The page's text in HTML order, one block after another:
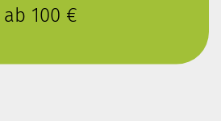
ab 100 €